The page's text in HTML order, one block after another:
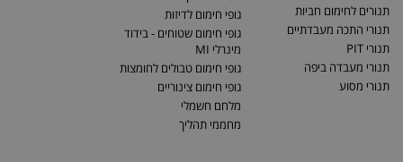
תנורים לחימום חביות
תנורי התכה מעבדתיים
תנורי PIT
תנורי מעבדה ביפה
תנורי מסוע
גופי חימום לדיזות
גופי חימום שטוחים - בידוד
מינרלי MI
גופי חימום טבולים לחומצות
גופי חימום צינוריים
מלחם חשמלי
מחממי תהליך